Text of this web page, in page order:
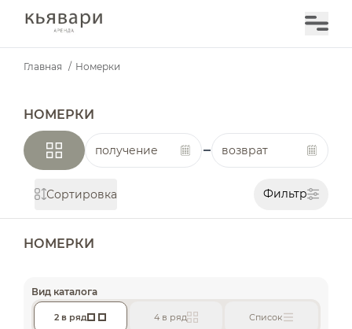
Главная / Номерки
НОМЕРКИ
получение возврат
Сортировка Фильтр
НОМЕРКИ
Вид каталога
2 в ряд 4 в ряд Список